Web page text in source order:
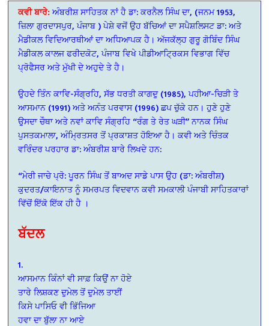
ਕਵੀ ਬਾਰੇ: ਅੰਬਰੀਸ਼ ਸਾਹਿਤਕ ਨਾਂ ਹੈ ਡਾ: ਕਰਨੈਲ ਸਿੰਘ ਦਾ, (ਜਨਮ 1953,
ਜ਼ਿਲਾ ਗੁਰਦਾਸਪੁਰ, ਪੰਜਾਬ ) ਪੇਸ਼ੇ ਵਜੋਂ ਉਹ ਬੱਚਿਆਂ ਦਾ ਸਪੈਸ਼ਲਿਸਟ ਡਾ: ਅਤੇ
ਮੈਡੀਕਲ ਵਿਦਿਆਰਥੀਆਂ ਦਾ ਅਧਿਆਪਕ ਹੈ। ਅੱਜਕੱਲ੍ਹ ਗੁਰੂ ਗੋਬਿੰਦ ਸਿੰਘ
ਮੈਡੀਕਲ ਕਾਲਜ ਫਰੀਦਕੋਟ, ਪੰਜਾਬ ਵਿਖੇ ਪੀਡੀਆਟ੍ਰਿਕਸ ਵਿਭਾਗ ਵਿੱਚ
ਪ੍ਰੋਫੈਸਰ ਅਤੇ ਮੁੱਖੀ ਦੇ ਅਹੁਦੇ ਤੇ ਹੈ।
ਉਹਦੇ ਤਿੰਨ ਕਾਵਿ-ਸੰਗ੍ਰਹਿ, ਸੱਭ ਧਰਤੀ ਕਾਗਦੁ (1985), ਪਹੀਆ-ਚਿੜੀ ਤੇ
ਆਸਮਾਨ (1991) ਅਤੇ ਅਨੰਤ ਪਰਵਾਸ (1996) ਛਪ ਚੁੱਕੇ ਹਨ। ਹੁਣੇ ਹੁਣੇ
ਉਸਦਾ ਚੌਥਾ ਅਤੇ ਨਵਾਂ ਕਾਵਿ ਸੰਗ੍ਰਹਿ “ਰੰਗ ਤੇ ਰੇਤ ਘੜੀ” ਨਾਨਕ ਸਿੰਘ
ਪੁਸਤਕਮਾਲਾ, ਅੰਮ੍ਰਿਤਸਰ ਤੋਂ ਪ੍ਰਕਾਸ਼ਤ ਹੋਇਆ ਹੈ। ਕਵੀ ਅਤੇ ਚਿੰਤਕ
ਵਰਿੰਦਰ ਪਰਹਾਰ ਡਾ: ਅੰਬਰੀਸ਼ ਬਾਰੇ ਲਿਖਦੇ ਹਨ:
“ਮੇਰੀ ਜਾਚੇ ਪ੍ਰੋ: ਪੂਰਨ ਸਿੰਘ ਤੋਂ ਬਾਅਦ ਸਾਡੇ ਪਾਸ ਉਹ (ਡਾ: ਅੰਬਰੀਸ਼)
ਕੁਦਰਤ/ਕਾਇਨਾਤ ਨੂੰ ਸਮਰਪਤ ਵਿਦਵਾਨ ਕਵੀ ਸਮਕਾਲੀ ਪੰਜਾਬੀ ਸਾਹਿਤਕਾਰਾਂ
ਵਿੱਚੋਂ ਇੱਕੋ ਇੱਕ ਹੀ ਹੈ ।
ਬੱਦਲ
1.
ਆਸਮਾਨ ਕਿੰਨਾਂ ਵੀ ਸਾਫ਼ ਕਿਉਂ ਨਾ ਹੋਏ
ਤਾਰੇ ਲਿਸ਼ਕਣ ਦੁਮੇਲ ਤੋਂ ਦੁਮੇਲ ਤਾਈਂ
ਕਿਸੇ ਪਾਸਿਓ ਵੀ ਭਿੱਜਿਆ
ਹਵਾ ਦਾ ਬੁੱਲਾ ਨਾ ਆਏ